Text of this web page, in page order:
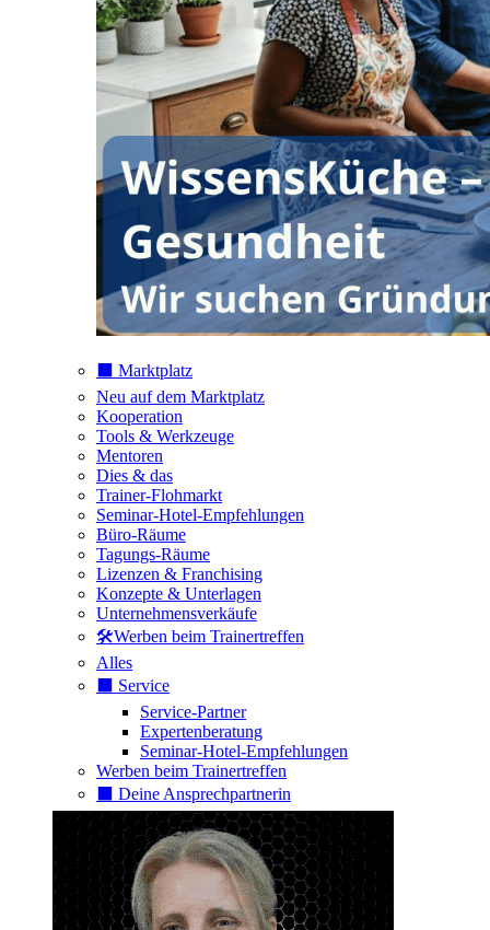
⬛️ Marktplatz
Neu auf dem Marktplatz
Kooperation
Tools & Werkzeuge
Mentoren
Dies & das
Trainer-Flohmarkt
Seminar-Hotel-Empfehlungen
Büro-Räume
Tagungs-Räume
Lizenzen & Franchising
Konzepte & Unterlagen
Unternehmensverkäufe
🛠️Werben beim Trainertreffen
Alles
⬛️ Service
Service-Partner
Expertenberatung
Seminar-Hotel-Empfehlungen
Werben beim Trainertreffen
⬛️ Deine Ansprechpartnerin